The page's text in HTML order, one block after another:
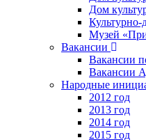
Дом
Культурно-
Музей
Вакансии
Вакансии
Вакансии
Народные
2012 год
2013 год
2014 год
2015 год